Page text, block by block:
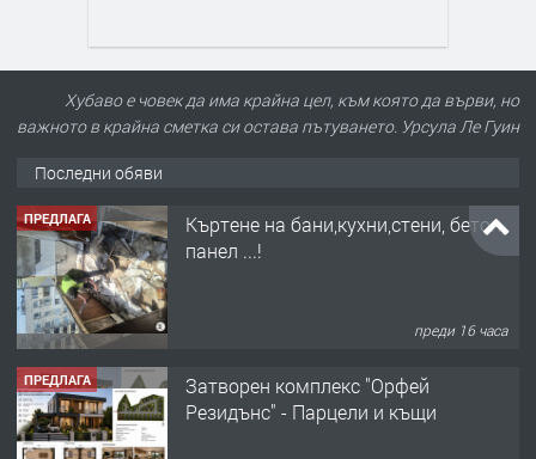
Хубаво е човек да има крайна цел, към която да върви, но
важното в крайна сметка си остава пътуването. Урсула Ле Гуин
Последни обяви
ПРЕДЛАГА
Къртене на бани,кухни,стени, бетон,
панел ...!
преди 16 часа
ПРЕДЛАГА
Затворен комплекс "Орфей
Резидънс" - Парцели и къщи